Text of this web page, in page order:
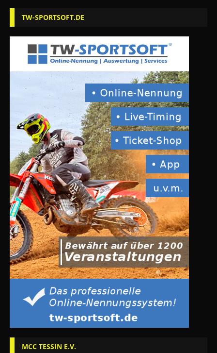
TW-SPORTSOFT.DE
MCC TESSIN E.V.